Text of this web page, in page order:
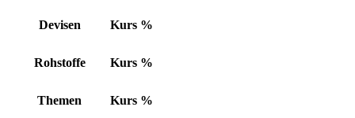
Devisen Kurs %
Rohstoffe Kurs %
Themen Kurs %